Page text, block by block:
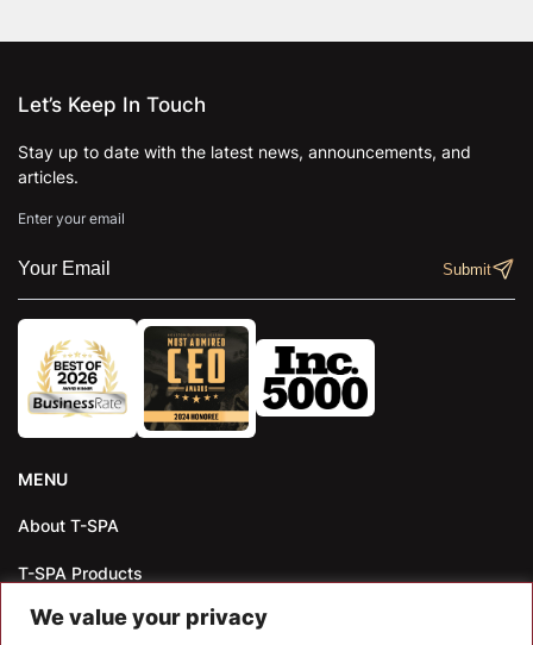
We value your privacy
Let’s Keep In Touch
Stay up to date with the latest news, announcements, and
articles.
Enter your email
MENU
About T-SPA
T-SPA Products
Monthly Promotion